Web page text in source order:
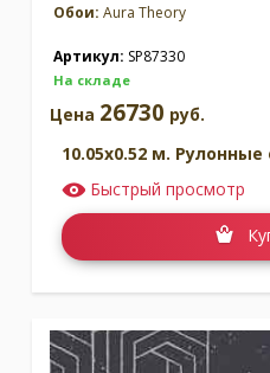
Обои: Aura Theory
Артикул: SP87330
На складе
Цена 26730 руб.
10.05x0.52 м.
Быстрый просмотр